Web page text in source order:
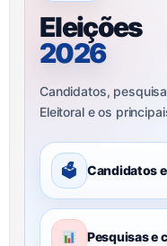
Eleições
2026
Candidatos,
Eleitoral e os
🗳 Candidatos
Pesquisas e